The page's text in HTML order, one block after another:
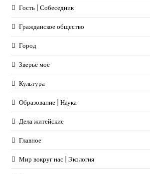
Гость | Собеседник
Гражданское общество
Город
Зверьё моё
Культура
Образование | Наука
Дела житейские
Главное
Мир вокруг нас | Экология